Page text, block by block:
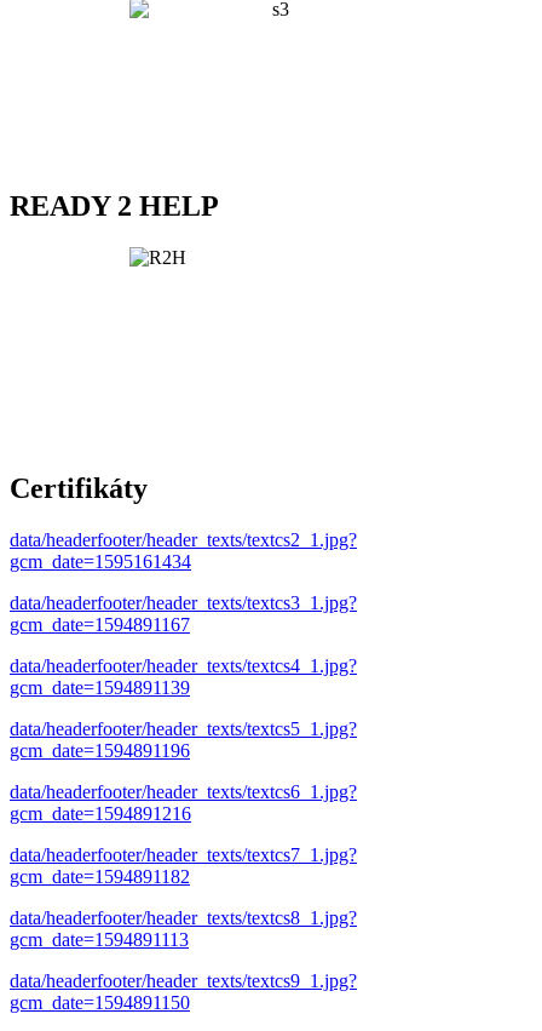
READY 2 HELP
Certifikáty
data/headerfooter/header_texts/textcs2_1.jpg?
gcm_date=1595161434
data/headerfooter/header_texts/textcs3_1.jpg?
gcm_date=1594891167
data/headerfooter/header_texts/textcs4_1.jpg?
gcm_date=1594891139
data/headerfooter/header_texts/textcs5_1.jpg?
gcm_date=1594891196
data/headerfooter/header_texts/textcs6_1.jpg?
gcm_date=1594891216
data/headerfooter/header_texts/textcs7_1.jpg?
gcm_date=1594891182
data/headerfooter/header_texts/textcs8_1.jpg?
gcm_date=1594891113
data/headerfooter/header_texts/textcs9_1.jpg?
gcm_date=1594891150